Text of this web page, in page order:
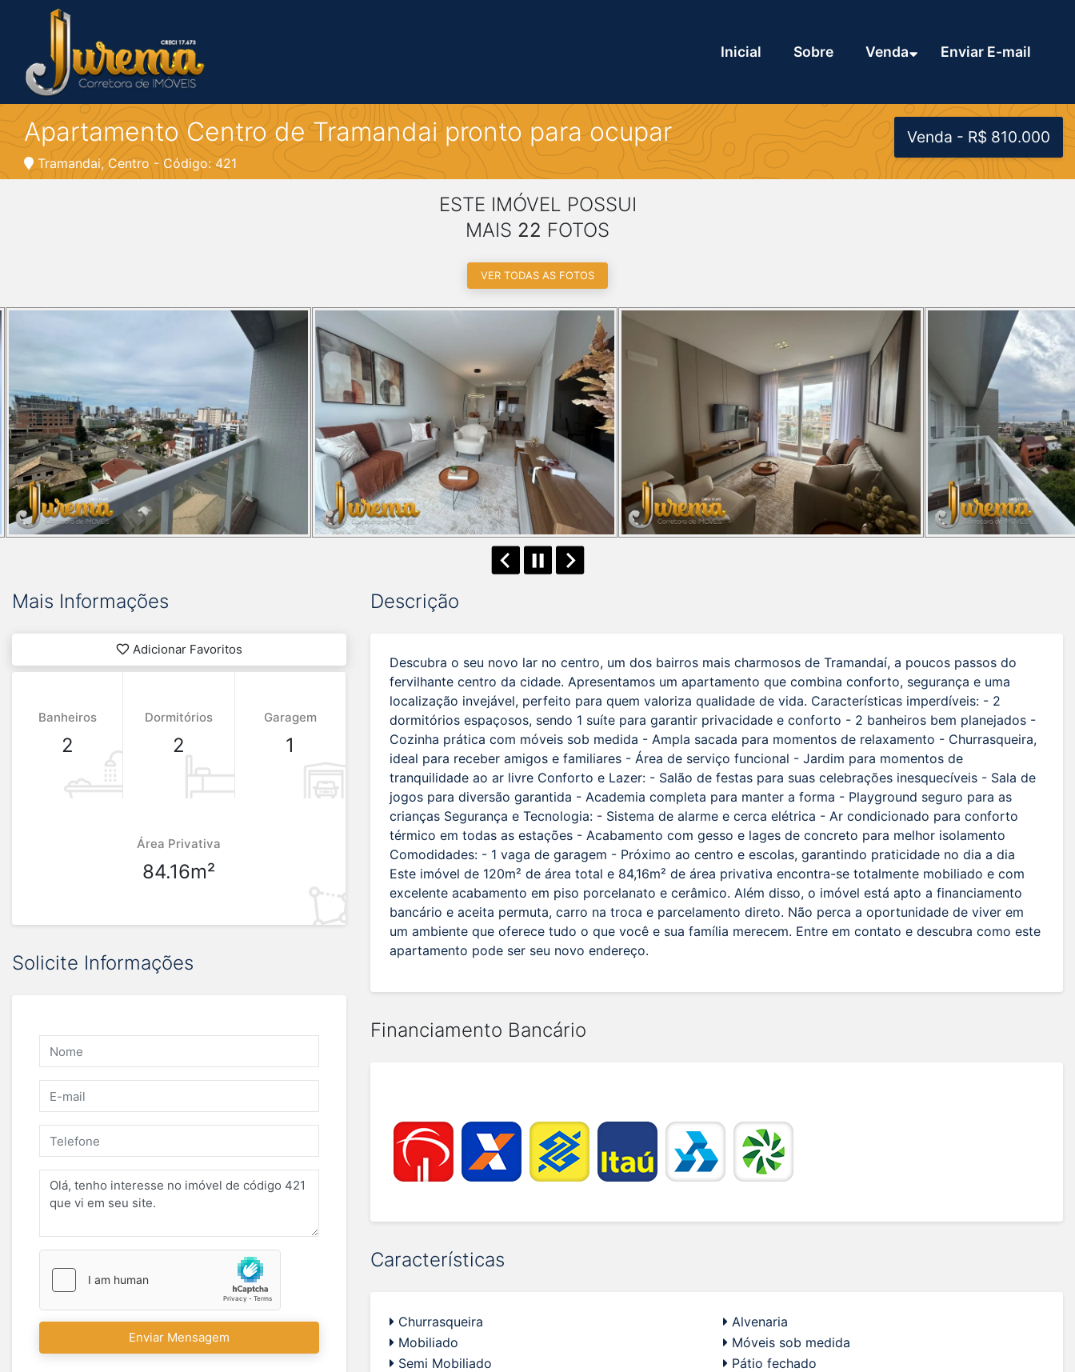
Inicial Sobre Venda Enviar E-mail
Apartamento Centro de Tramandai pronto para ocupar
Tramandai, Centro - Código: 421
Venda - R$ 810.000
ESTE IMÓVEL POSSUI
MAIS 22 FOTOS
VER TODAS AS FOTOS
Mais Informações
Adicionar Favoritos
Banheiros
2
Dormitórios
2
Garagem
1
Área Privativa
84.16m²
Solicite Informações
Enviar Mensagem
Descrição
Descubra o seu novo lar no centro, um dos bairros mais charmosos de Tramandaí, a poucos passos do
fervilhante centro da cidade. Apresentamos um apartamento que combina conforto, segurança e uma
localização invejável, perfeito para quem valoriza qualidade de vida. Características imperdíveis: - 2
dormitórios espaçosos, sendo 1 suíte para garantir privacidade e conforto - 2 banheiros bem planejados -
Cozinha prática com móveis sob medida - Ampla sacada para momentos de relaxamento - Churrasqueira,
ideal para receber amigos e familiares - Área de serviço funcional - Jardim para momentos de
tranquilidade ao ar livre Conforto e Lazer: - Salão de festas para suas celebrações inesquecíveis - Sala de
jogos para diversão garantida - Academia completa para manter a forma - Playground seguro para as
crianças Segurança e Tecnologia: - Sistema de alarme e cerca elétrica - Ar condicionado para conforto
térmico em todas as estações - Acabamento com gesso e lages de concreto para melhor isolamento
Comodidades: - 1 vaga de garagem - Próximo ao centro e escolas, garantindo praticidade no dia a dia
Este imóvel de 120m² de área total e 84,16m² de área privativa encontra-se totalmente mobiliado e com
excelente acabamento em piso porcelanato e cerâmico. Além disso, o imóvel está apto a financiamento
bancário e aceita permuta, carro na troca e parcelamento direto. Não perca a oportunidade de viver em
um ambiente que oferece tudo o que você e sua família merecem. Entre em contato e descubra como este
apartamento pode ser seu novo endereço.
Financiamento Bancário
Características
Churrasqueira
Mobiliado
Semi Mobiliado
Alvenaria
Móveis sob medida
Pátio fechado